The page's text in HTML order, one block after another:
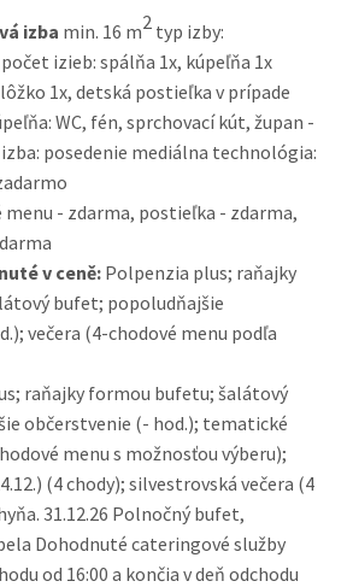
izba min. 16 m2 typ izby:
izieb: spálňa 1x, kúpeľňa 1x
1x, detská postieľka v prípade
WC, fén, sprchovací kút, župan -
posedenie mediálna technológia:
menu - zdarma, postieľka - zdarma,
v ceně: Polpenzia plus; raňajky
bufet; popoludňajšie
večera (4-chodové menu podľa
raňajky formou bufetu; šalátový
občerstvenie (- hod.); tematické
menu s možnosťou výberu);
(4 chody); silvestrovská večera (4
31.12.26 Polnočný bufet,
Dohodnuté cateringové služby
od 16:00 a končia v deň odchodu